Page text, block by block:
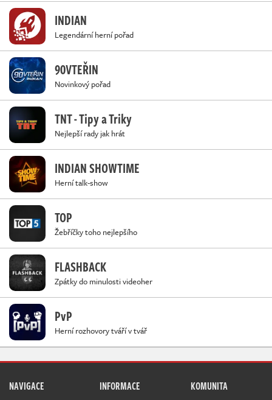
INDIAN
Legendární herní pořad
90VTEŘIN
Novinkový pořad
TNT - Tipy a Triky
Nejlepší rady jak hrát
INDIAN SHOWTIME
Herní talk-show
TOP
Žebříčky toho nejlepšího
FLASHBACK
Zpátky do minulosti videoher
PvP
Herní rozhovory tváří v tvář
NAVIGACE INFORMACE KOMUNITA